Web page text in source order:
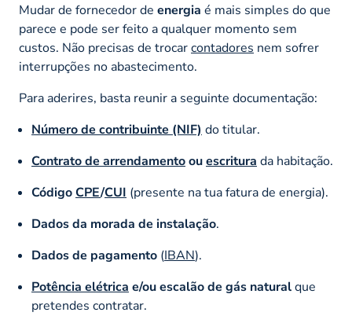
Mudar de fornecedor de energia é mais simples do que
parece e pode ser feito a qualquer momento sem
custos. Não precisas de trocarcontadores nem sofrer
interrupções no abastecimento.
Para aderires, basta reunir a seguinte documentação:
Número de contribuinte (NIF) do titular.
Contrato de arrendamentoouescritura da habitação.
CódigoCPE/CUI (presente na tua fatura de energia).
Dados da morada de instalação.
Dados de pagamento (IBAN).
Potência elétrica e/ou escalão de gás naturalque
pretendes contratar.